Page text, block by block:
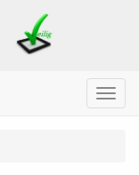
Menu